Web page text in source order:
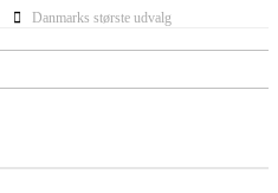
Danmarks største udvalg